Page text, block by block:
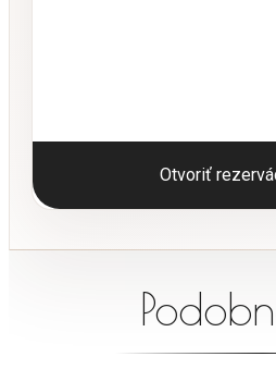
Otvoriť
MURIETTA